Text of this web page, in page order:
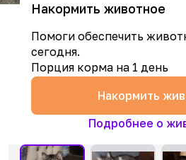
Накормить животное
Помоги обеспечить
сегодня.
Порция корма на 1 день
Накормить
Подробнее о